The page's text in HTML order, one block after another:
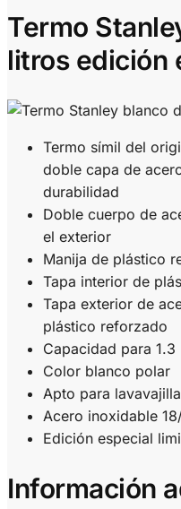
Termo
litros edición
Termo símil del
doble capa de
durabilidad
Doble cuerpo de
el exterior
Manija de plástico
Tapa interior de
Tapa exterior de
plástico reforzado
Capacidad para 1.3
Color blanco polar
Apto para
Acero inoxidable
Edición especial
Información